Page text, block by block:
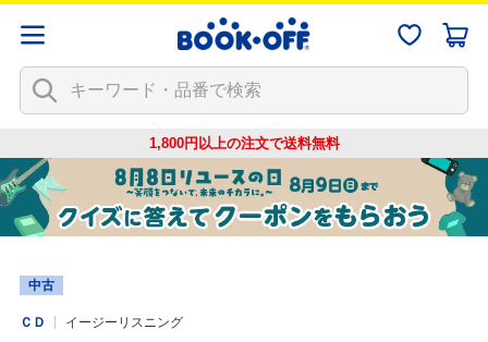
1,800円以上の注文で送料無料
中古
ＣＤ イージーリスニング